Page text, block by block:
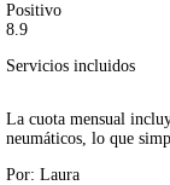
incluidos
cuota mensual
lo que
Laura